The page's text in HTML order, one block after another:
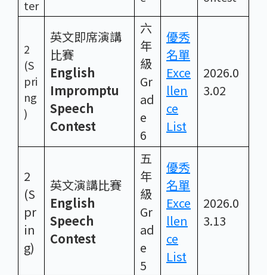
ter
2
(S
pri
ng
)
英文即席演講
比賽
English
Impromptu
Speech
Contest
六
年
級
Gr
ad
e
6
優秀
名單
Exce
llen
ce
List
2026.0
3.02
2
(S
pr
in
g)
英文演講比賽
English
Speech
Contest
五
年
級
Gr
ad
e
5
優秀
名單
Exce
llen
ce
List
2026.0
3.13